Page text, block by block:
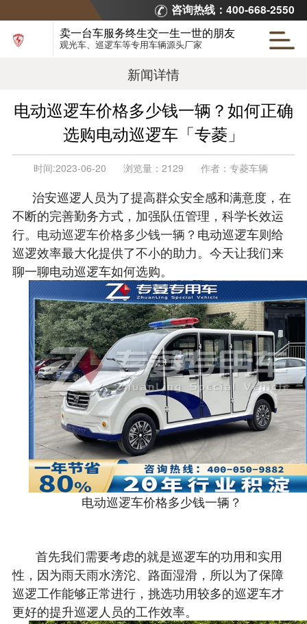
咨询热线：400-668-2550
卖一台车服务终生交一生一世的朋友
观光车、巡逻车等专用车辆源头厂家
新闻详情
电动巡逻车价格多少钱一辆？如何正确
选购电动巡逻车「专菱」
时间:2023-06-20 浏览量： 2129 作者： 专菱车辆
治安巡逻人员为了提高群众安全感和满意度，在
不断的完善勤务方式，加强队伍管理，科学长效运
行。电动巡逻车价格多少钱一辆？ 电动巡逻车则给
巡逻效率最大化提供了不小的助力。今天让我们来
聊一聊电动巡逻车如何选购。
电动巡逻车价格多少钱一辆？
首先我们需要考虑的就是巡逻车的功用和实用
性，因为雨天雨水滂沱、路面湿滑，所以为了保障
巡逻工作能够正常进行，挑选功用较多的巡逻车才
更好的提升巡逻人员的工作效率。